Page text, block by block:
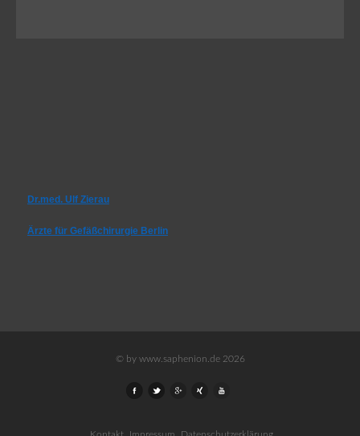
Dr.med. Ulf Zierau
Ärzte für Gefäßchirurgie Berlin
© by www.saphenion.de 2026